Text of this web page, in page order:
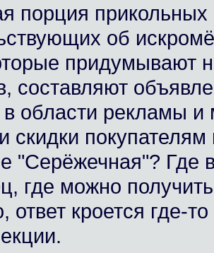
порция прикольных
об
придумывают
составляют
области рекламы и
скидки
"Серёжечная"? Где
где можно
ответ кроется где-то